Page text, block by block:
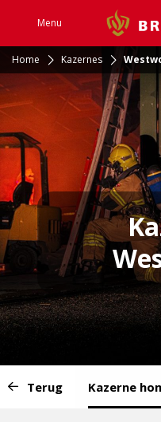
Menu
Home Kazernes
van Terug Kazerne